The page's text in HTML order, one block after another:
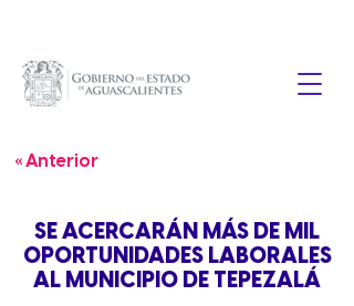
« Anterior
SE ACERCARÁN MÁS DE MIL
OPORTUNIDADES LABORALES
AL MUNICIPIO DE TEPEZALÁ